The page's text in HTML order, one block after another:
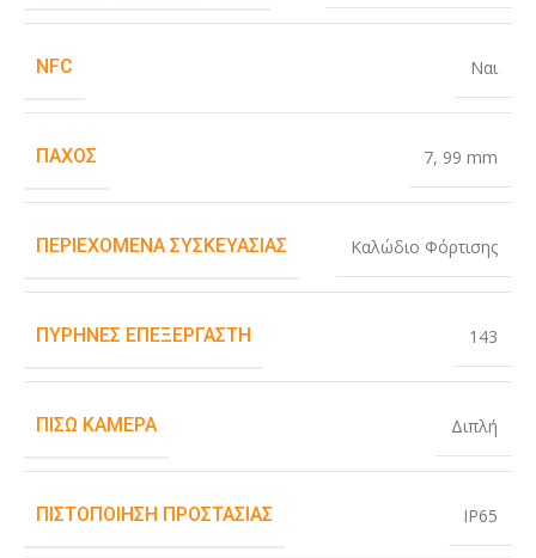
NFC Ναι
ΠΆΧΟΣ 7, 99 mm
ΠΕΡΙΕΧΌΜΕΝΑ ΣΥΣΚΕΥΑΣΊΑΣ Καλώδιο Φόρτισης
ΠΥΡΉΝΕΣ ΕΠΕΞΕΡΓΑΣΤΉ 143
ΠΊΣΩ ΚΆΜΕΡΑ Διπλή
ΠΙΣΤΟΠΟΊΗΣΗ ΠΡΟΣΤΑΣΊΑΣ IP65